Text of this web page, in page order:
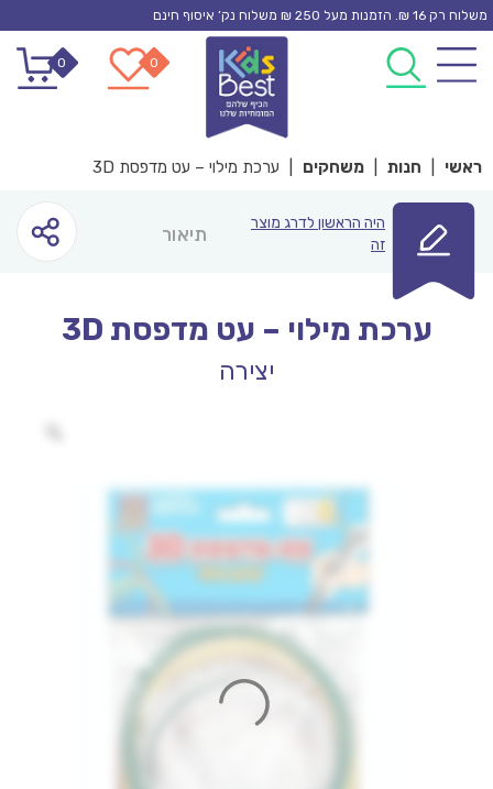
Skip
content
משלוח רק 16 ₪. הזמנות מעל 250 ₪ משלוח נק’ איסוף חינם
0
0
ראשי חנות משחקים ערכת מילוי – עט מדפסת 3D
היה הראשון לדרג מוצר
זה
תיאור
ערכת מילוי – עט מדפסת 3D
יצירה